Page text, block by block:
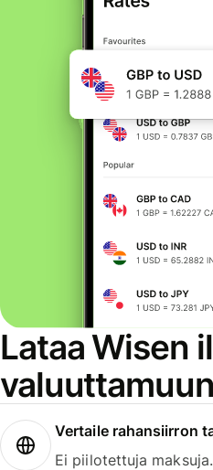
Lataa Wisen
Vertaile rahansiirron
Ei piilotettuja